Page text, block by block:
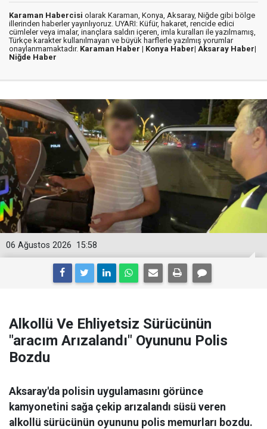
Karaman Habercisi olarak Karaman, Konya, Aksaray, Niğde gibi bölge
illerinden haberler yayınlıyoruz. UYARI: Küfür, hakaret, rencide edici
cümleler veya imalar, inançlara saldırı içeren, imla kuralları ile yazılmamış,
Türkçe karakter kullanılmayan ve büyük harflerle yazılmış yorumlar
onaylanmamaktadır. Karaman Haber | Konya Haber| Aksaray Haber|
Niğde Haber
15:58
06 Ağustos 2026
Alkollü Ve Ehliyetsiz Sürücünün
"aracım Arızalandı" Oyununu Polis
Bozdu
Aksaray'da polisin uygulamasını görünce
kamyonetini sağa çekip arızalandı süsü veren
alkollü sürücünün oyununu polis memurları bozdu.